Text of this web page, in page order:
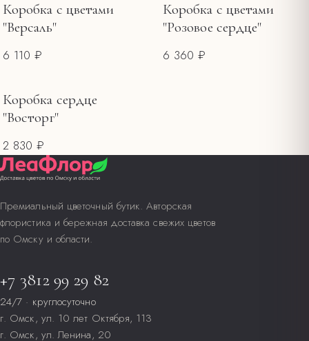
Коробка с цветами
"Версаль"
6 110 ₽
Коробка с цветами
"Розовое сердце"
6 360 ₽
Коробка сердце
"Восторг"
2 830 ₽
Премиальный цветочный бутик. Авторская
флористика и бережная доставка свежих цветов
по Омску и области.
+7 3812 99 29 82
24/7 · круглосуточно
г. Омск, ул. 10 лет Октября, 113
г. Омск, ул. Ленина, 20